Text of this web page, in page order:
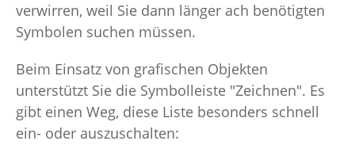
verwirren, weil Sie dann länger ach benötigten
Symbolen suchen müssen.
Beim Einsatz von grafischen Objekten
unterstützt Sie die Symbolleiste "Zeichnen". Es
gibt einen Weg, diese Liste besonders schnell
ein- oder auszuschalten: